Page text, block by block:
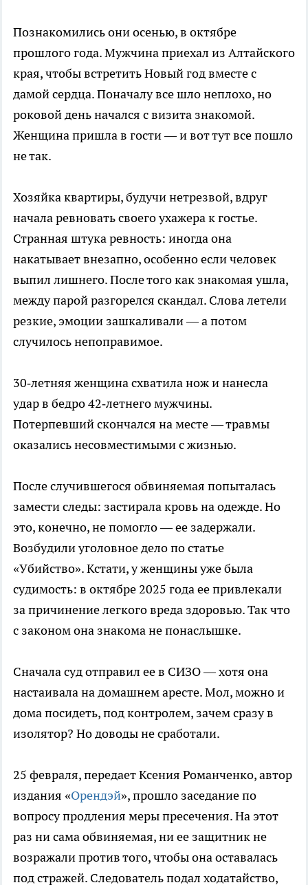
Познакомились они осенью, в октябре
прошлого года. Мужчина приехал из Алтайского
края, чтобы встретить Новый год вместе с
дамой сердца. Поначалу все шло неплохо, но
роковой день начался с визита знакомой.
Женщина пришла в гости — и вот тут все пошло
не так.
Хозяйка квартиры, будучи нетрезвой, вдруг
начала ревновать своего ухажера к гостье.
Странная штука ревность: иногда она
накатывает внезапно, особенно если человек
выпил лишнего. После того как знакомая ушла,
между парой разгорелся скандал. Слова летели
резкие, эмоции зашкаливали — а потом
случилось непоправимое.
30‑летняя женщина схватила нож и нанесла
удар в бедро 42‑летнего мужчины.
Потерпевший скончался на месте — травмы
оказались несовместимыми с жизнью.
После случившегося обвиняемая попыталась
замести следы: застирала кровь на одежде. Но
это, конечно, не помогло — ее задержали.
Возбудили уголовное дело по статье
«Убийство». Кстати, у женщины уже была
судимость: в октябре 2025 года ее привлекали
за причинение легкого вреда здоровью. Так что
с законом она знакома не понаслышке.
Сначала суд отправил ее в СИЗО — хотя она
настаивала на домашнем аресте. Мол, можно и
дома посидеть, под контролем, зачем сразу в
изолятор? Но доводы не сработали.
25 февраля, передает Ксения Романченко, автор
издания «Орендэй», прошло заседание по
вопросу продления меры пресечения. На этот
раз ни сама обвиняемая, ни ее защитник не
возражали против того, чтобы она оставалась
под стражей. Следователь подал ходатайство,